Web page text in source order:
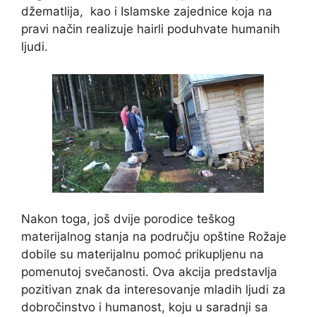
džematlija, kao i Islamske zajednice koja na
pravi način realizuje hairli poduhvate humanih
ljudi.
Nakon toga, još dvije porodice teškog
materijalnog stanja na području opštine Rožaje
dobile su materijalnu pomoć prikupljenu na
pomenutoj svečanosti. Ova akcija predstavlja
pozitivan znak da interesovanje mladih ljudi za
dobročinstvo i humanost, koju u saradnji sa